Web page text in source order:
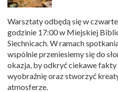
Warsztaty odbędą się w
godzinie 17:00 w Miejskiej
Siechnicach. W ramach
wspólnie przeniesiemy się do
okazja, by odkryć ciekawe
wyobraźnię oraz stworzyć
atmosferze.